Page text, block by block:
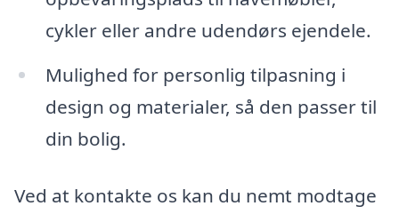
cykler eller andre udendørs ejendele.
Mulighed for personlig tilpasning i
design og materialer, så den passer til
din bolig.
Ved at kontakte os kan du nemt modtage